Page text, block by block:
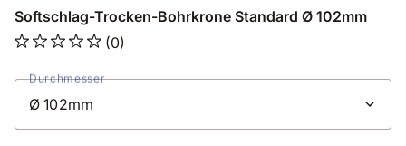
Softschlag-Trocken-Bohrkrone Standard Ø 102mm
(0)
Durchmesser